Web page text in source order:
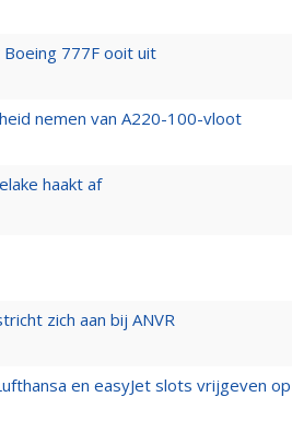
777F ooit uit
nemen van A220-100-vloot
haakt af
zich aan bij ANVR
en easyJet slots vrijgeven op